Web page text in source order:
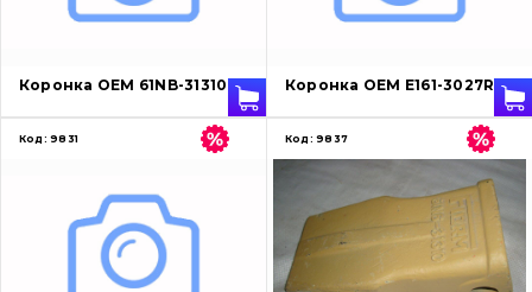
Коронка OEM 61NB-31310 Коронка OEM E161-3027RC
Код: 9831 Код: 9837